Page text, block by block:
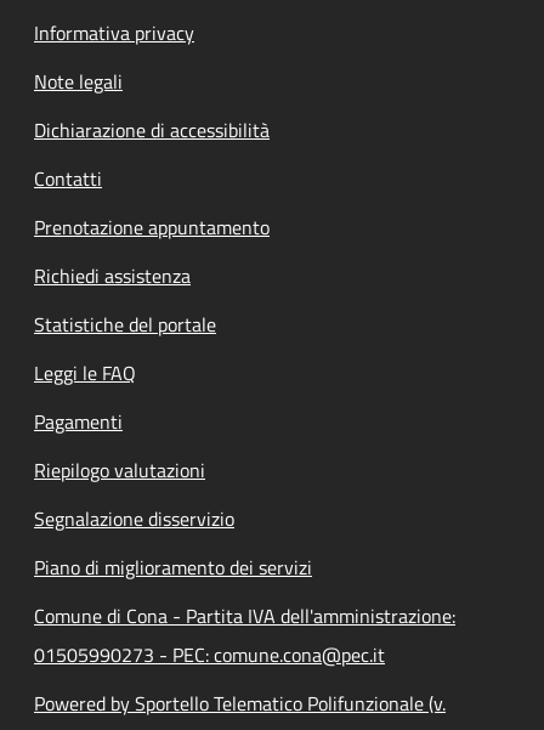
Informativa privacy
Note legali
Dichiarazione di accessibilità
Contatti
Prenotazione appuntamento
Richiedi assistenza
Statistiche del portale
Leggi le FAQ
Pagamenti
Riepilogo valutazioni
Segnalazione disservizio
Piano di miglioramento dei servizi
Comune di Cona - Partita IVA dell'amministrazione:
01505990273 - PEC: comune.cona@pec.it
Powered by Sportello Telematico Polifunzionale (v.